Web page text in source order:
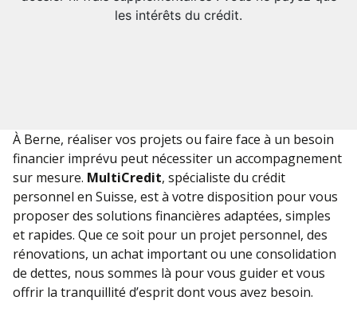
les intérêts du crédit.
À Berne, réaliser vos projets ou faire face à un besoin
financier imprévu peut nécessiter un accompagnement
sur mesure. MultiCredit, spécialiste du crédit
personnel en Suisse, est à votre disposition pour vous
proposer des solutions financières adaptées, simples
et rapides. Que ce soit pour un projet personnel, des
rénovations, un achat important ou une consolidation
de dettes, nous sommes là pour vous guider et vous
offrir la tranquillité d’esprit dont vous avez besoin.